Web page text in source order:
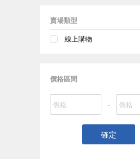
賣場類型
線上購物
價格區間
-
確定